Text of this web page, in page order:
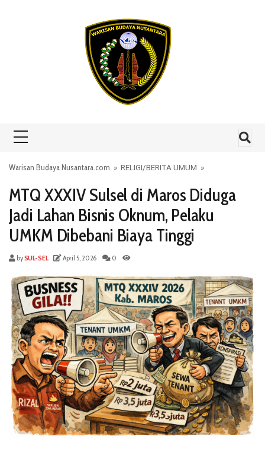
Warisan Budaya Nusantara.com » RELIGI/BERITA UMUM »
MTQ XXXIV Sulsel di Maros Diduga
Jadi Lahan Bisnis Oknum, Pelaku
UMKM Dibebani Biaya Tinggi
bySUL-SEL April 5, 2026 0